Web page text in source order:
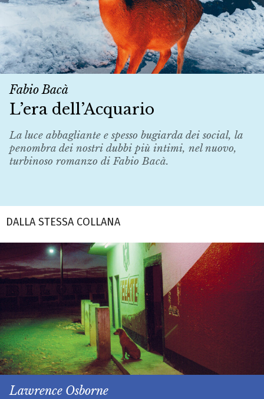
Fabio Bacà
L’era dell’Acquario
La luce abbagliante e spesso bugiarda dei social, la
penombra dei nostri dubbi più intimi, nel nuovo,
turbinoso romanzo di Fabio Bacà.
DALLA STESSA COLLANA
Lawrence Osborne